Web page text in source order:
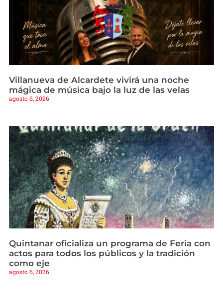
Villanueva de Alcardete vivirá una noche
mágica de música bajo la luz de las velas
agosto 6, 2026
Quintanar oficializa un programa de Feria con
actos para todos los públicos y la tradición
como eje
agosto 6, 2026